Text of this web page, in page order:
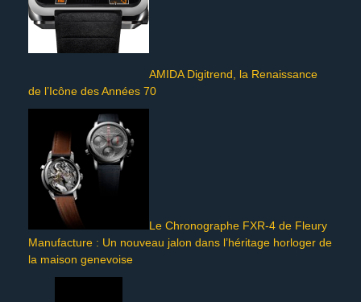
AMIDA Digitrend, la Renaissance
de l’Icône des Années 70
Le Chronographe FXR-4 de Fleury
Manufacture : Un nouveau jalon dans l’héritage horloger de
la maison genevoise